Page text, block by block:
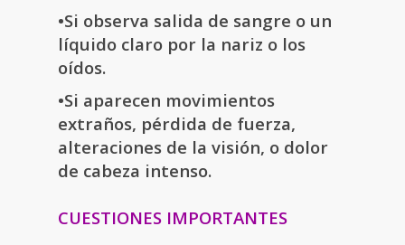
•Si observa salida de sangre o un
líquido claro por la nariz o los
oídos.
•Si aparecen movimientos
extraños, pérdida de fuerza,
alteraciones de la visión, o dolor
de cabeza intenso.
CUESTIONES IMPORTANTES